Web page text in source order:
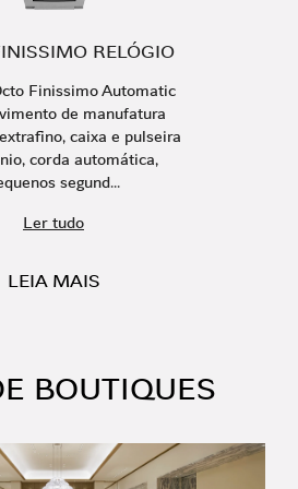
RELÓGIO
Finissimo Automatic
de manufatura
caixa e pulseira
corda automática,
segund...
Ler tudo
LEIA MAIS
BOUTIQUES